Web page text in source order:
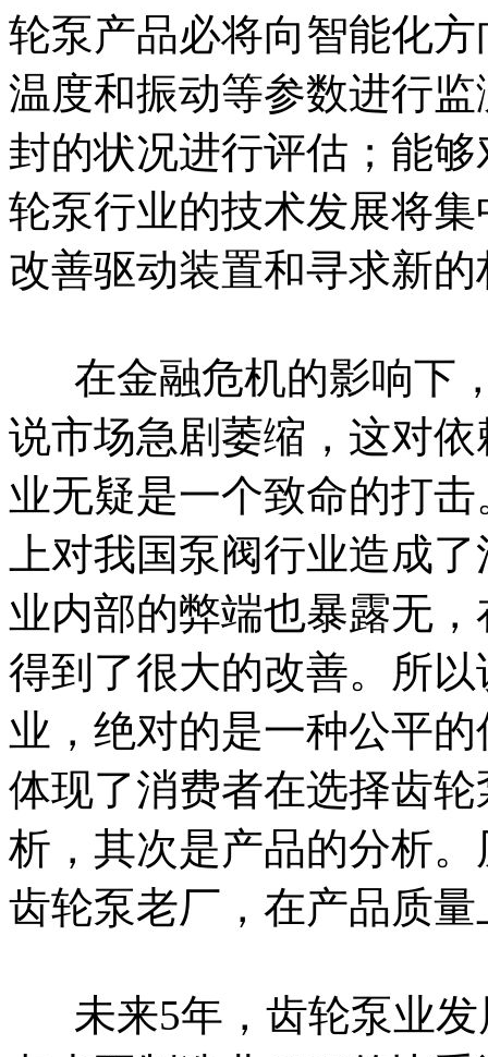
轮泵产品必将向智能化
温度和振动等参数进行
封的状况进行评估；能
轮泵行业的技术发展将
改善驱动装置和寻求新
在金融危机的影响下
说市场急剧萎缩，这对
业无疑是一个致命的打
上对我国泵阀行业造成
业内部的弊端也暴露无
得到了很大的改善。所
业，绝对的是一种公平
体现了消费者在选择齿
析，其次是产品的分析
齿轮泵老厂，在产品质
未来5年，齿轮泵业发